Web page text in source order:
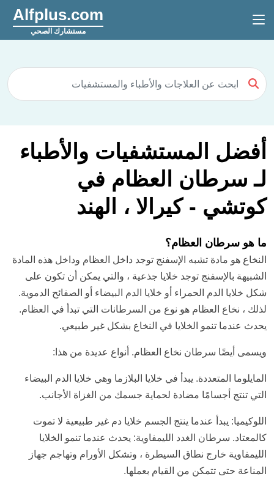
Alfplus.com
مستشارك الصحي
أفضل المستشفيات والأطباء
لـ سرطان العظام في
كوتشي - كيرالا ، الهند
ما هو سرطان العظام؟
النخاع هو مادة تشبه الإسفنج توجد داخل العظام وداخل هذه المادة
الشبيهة بالإسفنج توجد خلايا جذعية ، والتي يمكن أن تكون على
شكل خلايا الدم الحمراء أو خلايا الدم البيضاء أو الصفائح الدموية.
لذلك ، نخاع العظام هو نوع من السرطانات التي تبدأ في العظام.
يحدث عندما تنمو الخلايا في النخاع بشكل غير طبيعي.
ويسمى أيضًا سرطان نخاع العظام. أنواع عديدة من هذا:
المايلوما المتعددة. يبدأ في خلايا البلازما وهي خلايا الدم البيضاء
التي تنتج أجسامًا مضادة لحماية جسمك من الغزاة الأجانب.
اللوكيميا: يبدأ عندما ينتج الجسم خلايا دم غير طبيعية لا تموت
كالمعتاد. سرطان الغدد الليمفاوية: يحدث عندما تنمو الخلايا
الليمفاوية خارج نطاق السيطرة ، وتشكل الأورام وتهاجم جهاز
المناعة حتى تتمكن من القيام بعملها.